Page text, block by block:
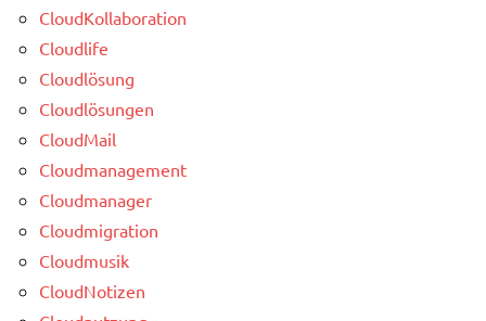
CloudKollaboration
Cloudlife
Cloudlösung
Cloudlösungen
CloudMail
Cloudmanagement
Cloudmanager
Cloudmigration
Cloudmusik
CloudNotizen